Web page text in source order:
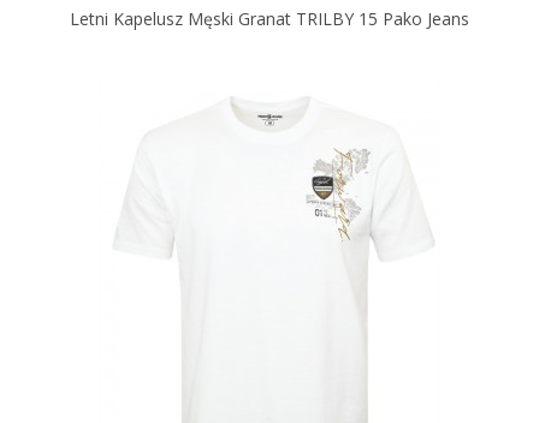
Letni Kapelusz Męski Granat TRILBY 15 Pako Jeans